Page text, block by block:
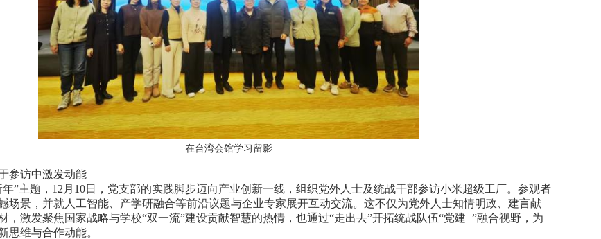
在台湾会馆学习留影
访中激发动能
主题，12月10日，党支部的实践脚步迈向产业创新一线，组织党外人士及统战干部参访小米超级工厂。参观者
场景，并就人工智能、产学研融合等前沿议题与企业专家展开互动交流。这不仅为党外人士知情明政、建言献
，激发聚焦国家战略与学校“双一流”建设贡献智慧的热情，也通过“走出去”开拓统战队伍“党建+”融合视野，为
思维与合作动能。